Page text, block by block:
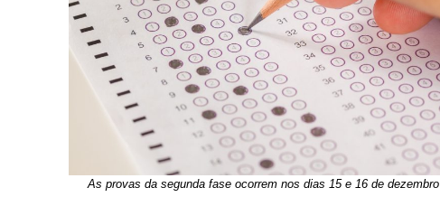
As provas da segunda fase ocorrem nos dias 15 e 16 de dezembro